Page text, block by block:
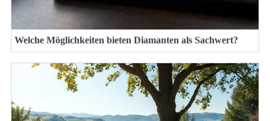
Welche Möglichkeiten bieten Diamanten als Sachwert?